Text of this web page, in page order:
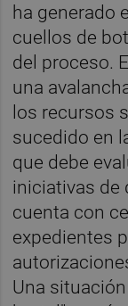
ha generado
cuellos de
del proceso.
una
los recursos
sucedido en
que debe
iniciativas de
cuenta con
expedientes
Una